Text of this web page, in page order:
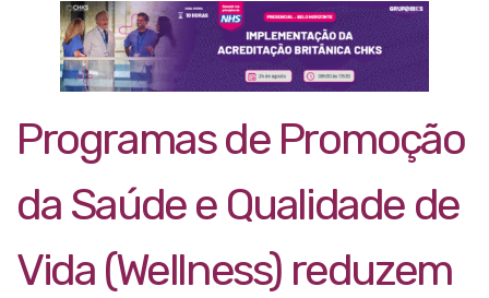
Programas de Promoção
da Saúde e Qualidade de
Vida (Wellness) reduzem